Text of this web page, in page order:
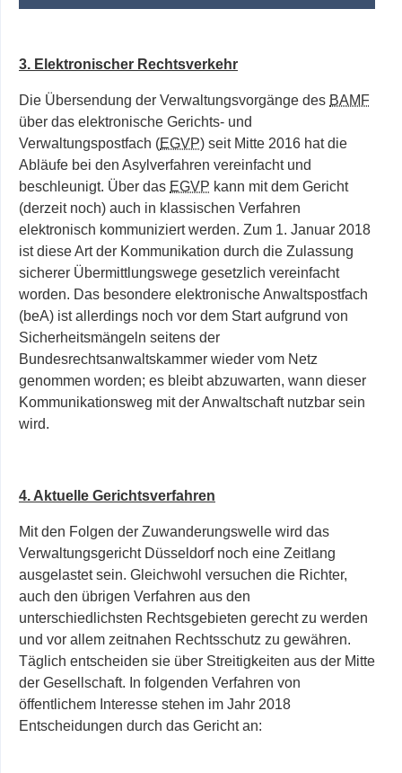
3. Elektronischer Rechtsverkehr
Die Übersendung der Verwaltungsvorgänge des BAMF
über das elektronische Gerichts- und
Verwaltungspostfach (EGVP) seit Mitte 2016 hat die
Abläufe bei den Asylverfahren vereinfacht und
beschleunigt. Über das EGVP kann mit dem Gericht
(derzeit noch) auch in klassischen Verfahren
elektronisch kommuniziert werden. Zum 1. Januar 2018
ist diese Art der Kommunikation durch die Zulassung
sicherer Übermittlungswege gesetzlich vereinfacht
worden. Das besondere elektronische Anwaltspostfach
(beA) ist allerdings noch vor dem Start aufgrund von
Sicherheitsmängeln seitens der
Bundesrechtsanwaltskammer wieder vom Netz
genommen worden; es bleibt abzuwarten, wann dieser
Kommunikationsweg mit der Anwaltschaft nutzbar sein
wird.
4. Aktuelle Gerichtsverfahren
Mit den Folgen der Zuwanderungswelle wird das
Verwaltungsgericht Düsseldorf noch eine Zeitlang
ausgelastet sein. Gleichwohl versuchen die Richter,
auch den übrigen Verfahren aus den
unterschiedlichsten Rechtsgebieten gerecht zu werden
und vor allem zeitnahen Rechtsschutz zu gewähren.
Täglich entscheiden sie über Streitigkeiten aus der Mitte
der Gesellschaft. In folgenden Verfahren von
öffentlichem Interesse stehen im Jahr 2018
Entscheidungen durch das Gericht an: